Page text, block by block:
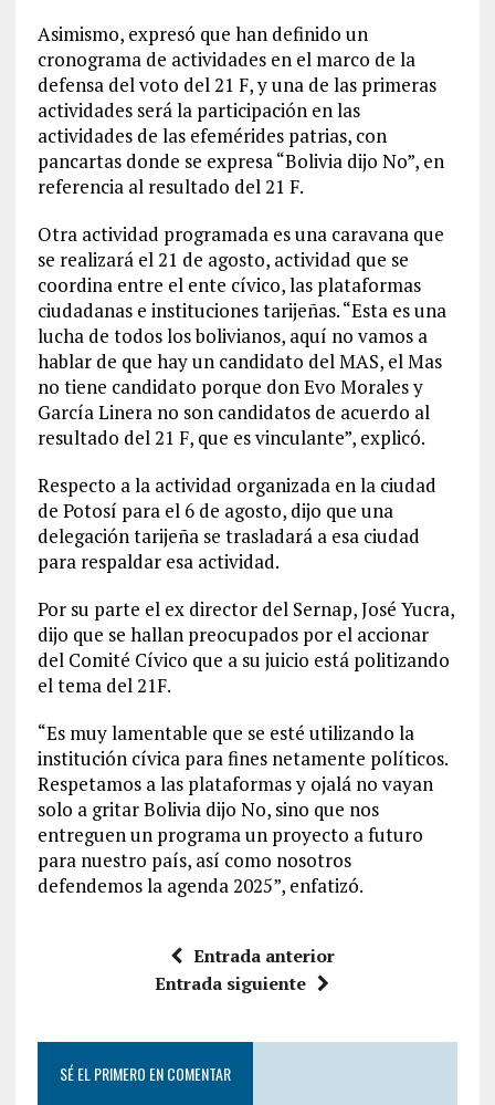
Asimismo, expresó que han definido un
cronograma de actividades en el marco de la
defensa del voto del 21 F, y una de las primeras
actividades será la participación en las
actividades de las efemérides patrias, con
pancartas donde se expresa “Bolivia dijo No”, en
referencia al resultado del 21 F.
Otra actividad programada es una caravana que
se realizará el 21 de agosto, actividad que se
coordina entre el ente cívico, las plataformas
ciudadanas e instituciones tarijeñas. “Esta es una
lucha de todos los bolivianos, aquí no vamos a
hablar de que hay un candidato del MAS, el Mas
no tiene candidato porque don Evo Morales y
García Linera no son candidatos de acuerdo al
resultado del 21 F, que es vinculante”, explicó.
Respecto a la actividad organizada en la ciudad
de Potosí para el 6 de agosto, dijo que una
delegación tarijeña se trasladará a esa ciudad
para respaldar esa actividad.
Por su parte el ex director del Sernap, José Yucra,
dijo que se hallan preocupados por el accionar
del Comité Cívico que a su juicio está politizando
el tema del 21F.
“Es muy lamentable que se esté utilizando la
institución cívica para fines netamente políticos.
Respetamos a las plataformas y ojalá no vayan
solo a gritar Bolivia dijo No, sino que nos
entreguen un programa un proyecto a futuro
para nuestro país, así como nosotros
defendemos la agenda 2025”, enfatizó.
Entrada anterior
Entrada siguiente
SÉ EL PRIMERO EN COMENTAR